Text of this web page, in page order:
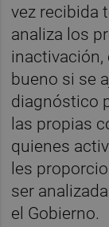
vez recibida
analiza los
inactivación,
bueno si se
diagnóstico
las propias
quienes
les
ser
el Gobierno.